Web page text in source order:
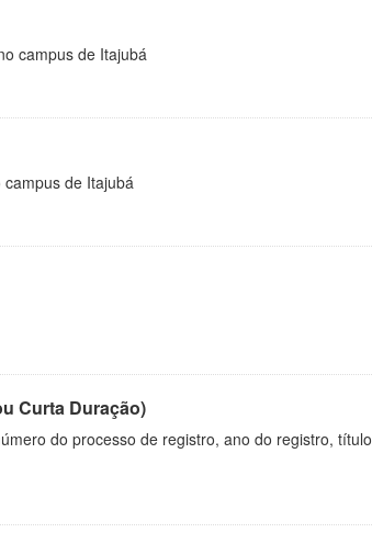
campus de Itajubá
de Itajubá
Curta Duração)
do processo de registro, ano do registro, título